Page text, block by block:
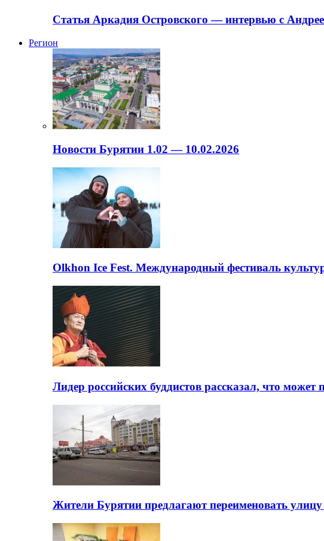
Статья Аркадия Островского — интервью с
Регион
Новости Бурятии 1.02 — 10.02.2026
Olkhon Ice Fest. Международный фестиваль
Лидер российских буддистов рассказал, что может
Жители Бурятии предлагают переименовать